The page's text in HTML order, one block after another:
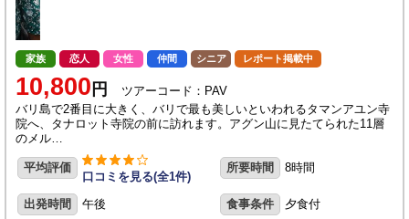
家族 恋人 女性 仲間 シニア レポート掲載中
10,800 円
ツアーコード：PAV
バリ島で2番目に大きく、バリで最も美しいといわれるタマンアユン寺
院へ、タナロット寺院の前に訪れます。アグン山に見たてられた11層
のメル…
平均評価
口コミを見る(全1件)
所要時間 8時間
出発時間 午後 食事条件 夕食付